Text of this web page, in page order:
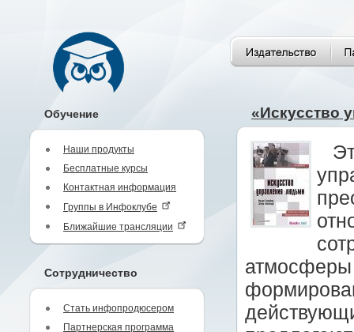
Обучение
Наши продукты
Бесплатные курсы
Контактная информация
Группы в Инфоклубе
Ближайшие трансляции
Сотрудничество
Стать инфопродюсером
Партнерская программа
«Искусство
атмосферы